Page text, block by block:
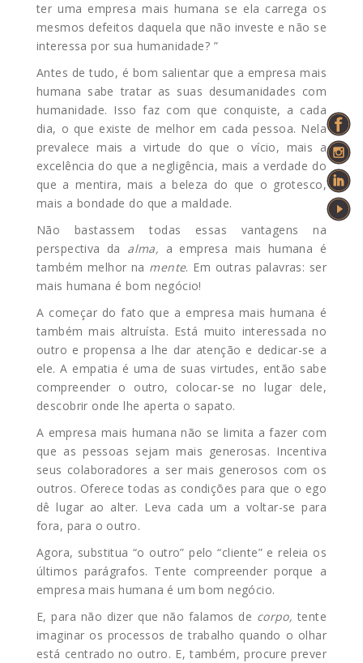
ter uma empresa mais humana se ela carrega os
mesmos defeitos daquela que não investe e não se
interessa por sua humanidade? ”
Antes de tudo, é bom salientar que a empresa mais
humana sabe tratar as suas desumanidades com
humanidade. Isso faz com que conquiste, a cada
dia, o que existe de melhor em cada pessoa. Nela
prevalece mais a virtude do que o vício, mais a
excelência do que a negligência, mais a verdade do
que a mentira, mais a beleza do que o grotesco,
mais a bondade do que a maldade.
Não bastassem todas essas vantagens na
perspectiva da alma, a empresa mais humana é
também melhor na mente. Em outras palavras: ser
mais humana é bom negócio!
A começar do fato que a empresa mais humana é
também mais altruísta. Está muito interessada no
outro e propensa a lhe dar atenção e dedicar-se a
ele. A empatia é uma de suas virtudes, então sabe
compreender o outro, colocar-se no lugar dele,
descobrir onde lhe aperta o sapato.
A empresa mais humana não se limita a fazer com
que as pessoas sejam mais generosas. Incentiva
seus colaboradores a ser mais generosos com os
outros. Oferece todas as condições para que o ego
dê lugar ao alter. Leva cada um a voltar-se para
fora, para o outro.
Agora, substitua “o outro” pelo “cliente” e releia os
últimos parágrafos. Tente compreender porque a
empresa mais humana é um bom negócio.
E, para não dizer que não falamos de corpo, tente
imaginar os processos de trabalho quando o olhar
está centrado no outro. E, também, procure prever